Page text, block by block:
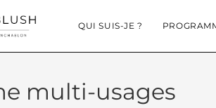
QUI SUIS-JE ?
multi-usages